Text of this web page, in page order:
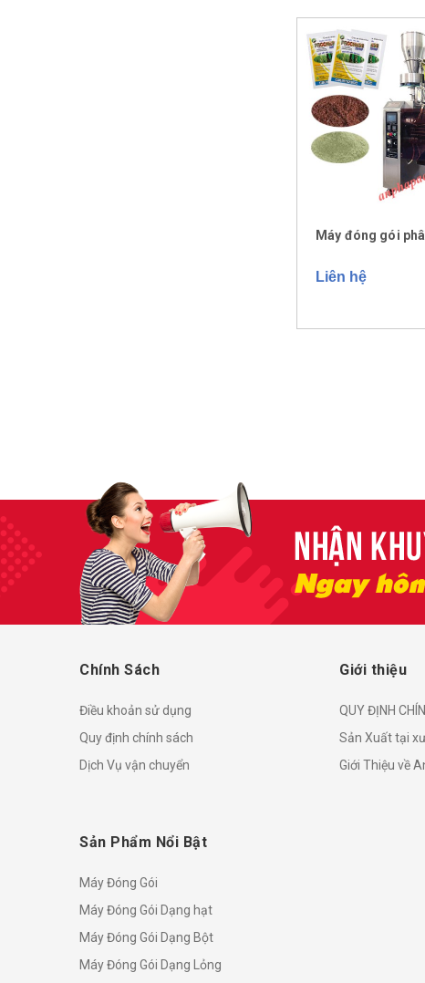
Máy đóng gói
Liên hệ
Chính Sách
Điều khoản sử dụng
Quy định chính sách
Dịch Vụ vận chuyển
Giới thiệu
QUY ĐỊNH
Sản Xuất tại
Giới Thiệu về
Sản Phẩm Nổi Bật
Máy Đóng Gói
Máy Đóng Gói Dạng hạt
Máy Đóng Gói Dạng Bột
Máy Đóng Gói Dạng Lỏng